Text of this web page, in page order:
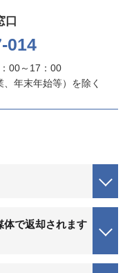
口
014
00～17：00
年末年始等）を除く
体で返却されます